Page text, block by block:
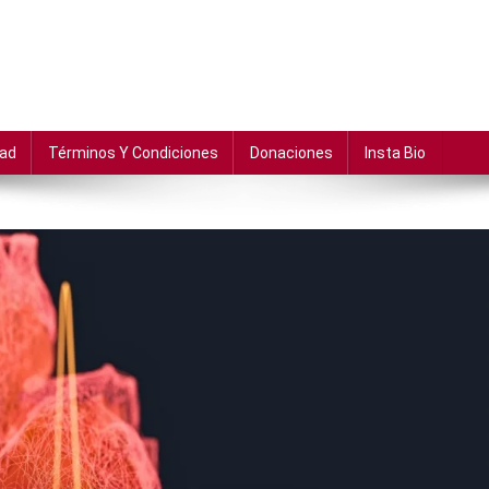
Términos Y Condiciones Donaciones Insta Bio